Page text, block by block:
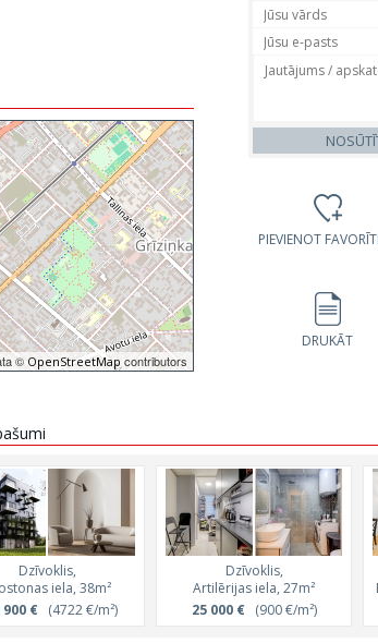
©OpenStreetMap contributors
PIEVIENOT
DRUKĀT
Dzīvoklis,
iela, 49m²
€ (3500 €/m²)
Dzīvoklis,
Brīvības iela, 41m²
133 900 € (3250 €/m²)
Dzīvoklis,
iela, 38m²
900 €(4722 €/m²)
Dzīvoklis,
Artilērijas iela, 27m²
25 000 €(900 €/m²)